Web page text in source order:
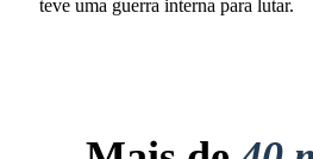
teve uma guerra interna para lutar.